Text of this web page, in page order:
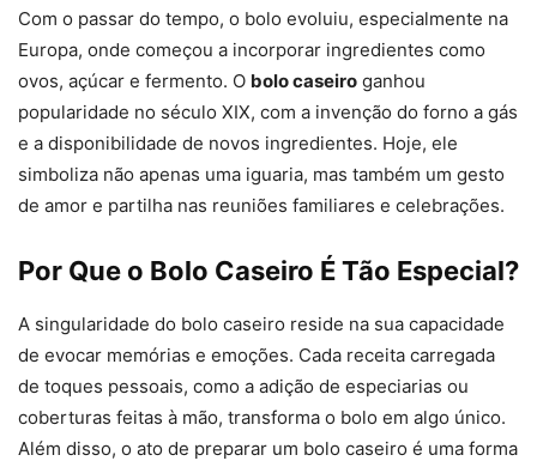
Com o passar do tempo, o bolo evoluiu, especialmente na
Europa, onde começou a incorporar ingredientes como
ovos, açúcar e fermento. O bolo caseiro ganhou
popularidade no século XIX, com a invenção do forno a gás
e a disponibilidade de novos ingredientes. Hoje, ele
simboliza não apenas uma iguaria, mas também um gesto
de amor e partilha nas reuniões familiares e celebrações.
Por Que o Bolo Caseiro É Tão Especial?
A singularidade do bolo caseiro reside na sua capacidade
de evocar memórias e emoções. Cada receita carregada
de toques pessoais, como a adição de especiarias ou
coberturas feitas à mão, transforma o bolo em algo único.
Além disso, o ato de preparar um bolo caseiro é uma forma